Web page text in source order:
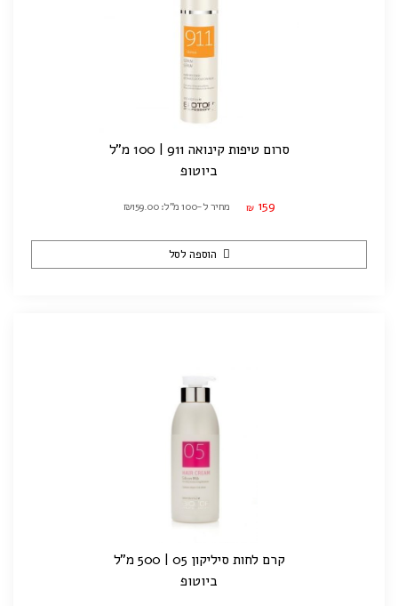
סרום טיפות קינואה 911 | 100 מ"ל
ביוטופ
₪ 159 מחיר ל-100 מ"ל: ₪159.00
הוספה לסל
קרם לחות סיליקון 05 | 500 מ"ל
ביוטופ